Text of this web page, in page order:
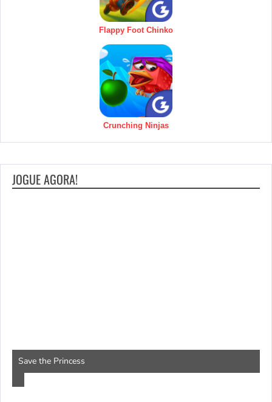
Flappy Foot Chinko
Crunching Ninjas
JOGUE AGORA!
Save the Princess